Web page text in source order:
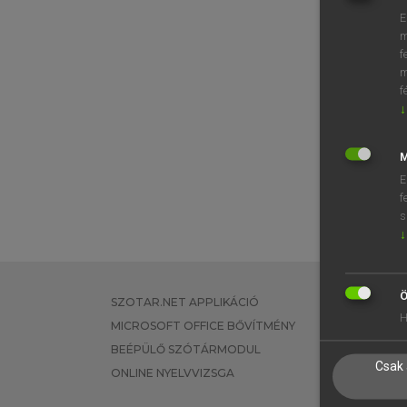
SZOTAR.NET APPLIKÁCIÓ
MICROSOFT OFFICE BŐVÍTMÉNY
BEÉPÜLŐ SZÓTÁRMODUL
ONLINE NYELVVIZSGA
EGYÉNI
VÁLLALATI
↓
↓
Csak